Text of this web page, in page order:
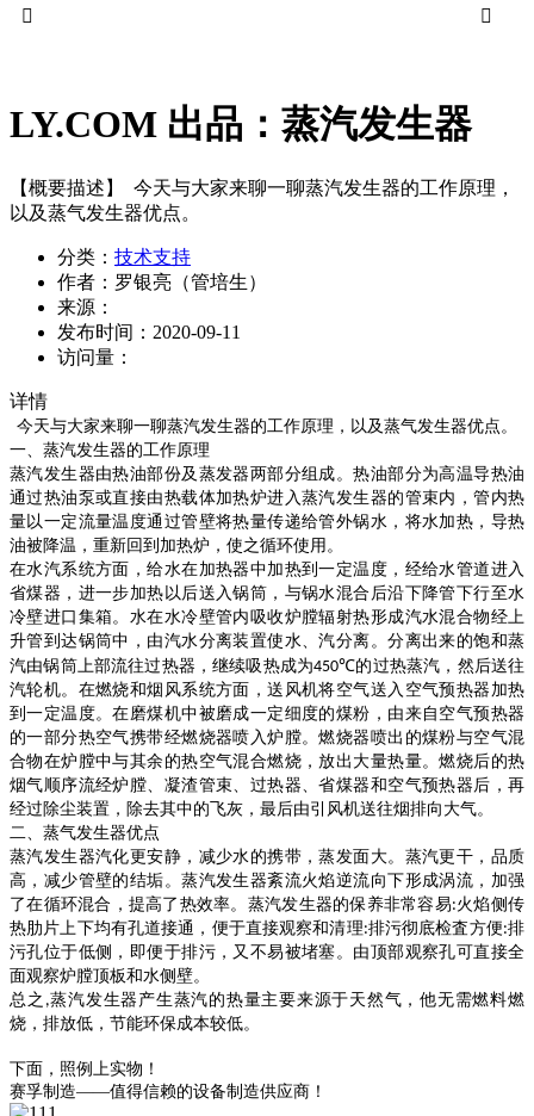


LY.COM 出品：蒸汽发生器
【概要描述】
今天与大家来聊一聊蒸汽发生器的工作原理，
以及蒸气发生器优点。
分类： 技术支持
作者： 罗银亮（管培生）
来源：
发布时间： 2020-09-11
访问量：
详情
今天与大家来聊一聊蒸汽发生器的工作原理 ，以及蒸气发生器优点。
一、蒸汽发生器的工作原理
蒸汽发生器由热油部份及蒸发器两部分组成。热油部分为高温导热油
通过热油泵或直接由热载体加热炉进入蒸汽发生器的管束内，管内热
量以一定流量温度通过管壁将热量传递给管外锅水，将水加热，导热
油被降温，重新回到加热炉，使之循环使用。
在水汽系统方面，给水在加热器中加热到一定温度，经给水管道进入
省煤器，进一步加热以后送入锅筒，与锅水混合后沿下降管下行至水
冷壁进口集箱。水在水冷壁管内吸收炉膛辐射热形成汽水混合物经上
升管到达锅筒中，由汽水分离装置使水、汽分离。分离出来的饱和蒸
汽由锅筒上部流往过热器，继续吸热成为450℃的过热蒸汽，然后送往
汽轮机。在燃烧和烟风系统方面，送风机将空气送入空气预热器加热
到一定温度。在磨煤机中被磨成一定细度的煤粉，由来自空气预热器
的一部分热空气携带经燃烧器喷入炉膛。燃烧器喷出的煤粉与空气混
合物在炉膛中与其余的热空气混合燃烧，放出大量热量。燃烧后的热
烟气顺序流经炉膛、凝渣管束、过热器、省煤器和空气预热器后，再
经过除尘装置，除去其中的飞灰，最后由引风机送往烟排向大气。
二、蒸气发生器优点
蒸汽发生器汽化更安静，减少水的携带，蒸发面大。蒸汽更干，品质
高，减少管壁的结垢。蒸汽发生器紊流火焰逆流向下形成涡流，加强
了在循环混合，提高了热效率。蒸汽发生器的保养非常容易:火焰侧传
热肋片上下均有孔道接通，便于直接观察和清理:排污彻底检査方便:排
污孔位于低侧，即便于排污，又不易被堵塞。由顶部观察孔可直接全
面观察炉膛顶板和水侧壁。
总之 ,蒸汽发生器产生蒸汽的热量主要来源于天然气，他无需燃料燃
烧，排放低，节能环保成本较低。
下面，照例上实物！
赛孚制造——值得信赖的设备制造供应商！